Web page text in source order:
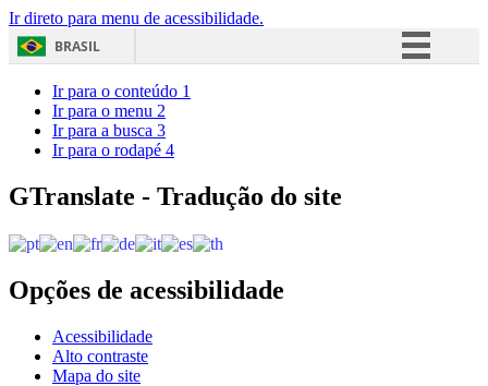
Ir direto para menu de acessibilidade.
BRASIL
Acesso à informação
Ir para o conteúdo 1
Ir para o menu 2
Ir para a busca 3
Ir para o rodapé 4
GTranslate - Tradução do site
Opções de acessibilidade
Acessibilidade
Alto contraste
Mapa do site